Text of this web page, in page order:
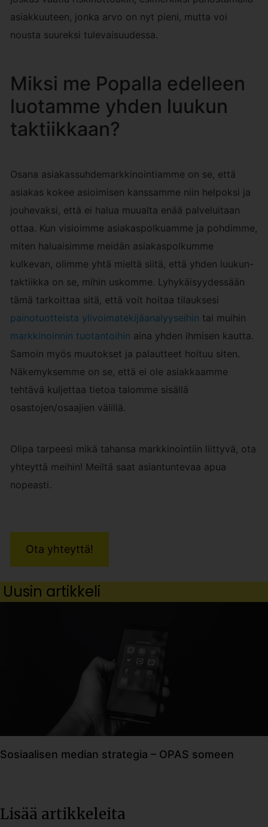
asiakkuuteen, jonka arvo on nyt pieni, mutta voi
nousta suureksi tulevaisuudessa.
Miksi me Popalla edelleen
luotamme yhden luukun
taktiikkaan?
Osana asiakassuhdemarkkinointiamme on se, että
asiakas kokee asioimisen kanssamme niin helpoksi ja
jouhevaksi, että ei halua muualta enää palveluitaan
ottaa. Kun visioimme asiakaspolkuamme ja pohdimme,
miten haluaisimme meidän asiakaspolkumme
kulkevan, olimme yhtä mieltä siitä, että yhden luukun-
taktiikka on se, mihin uskomme. Lyhykäisyydessään
tämä tarkoittaa sitä, että voit hoitaa tilauksesi
painotuotteista ylivoimatekijäanalyyseihin tai muihin
markkinoinnin tuotantoihin aina yhden ihmisen kautta.
Samoin myös muutokset ja palautteet hoituu siten.
Näkemyksemme on se, että ei ole asiakkaamme
tehtävä kuljettaa tietoa talomme sisällä
osastojen/osaajien välillä.
Olipa tarpeesi mikä tahansa markkinointiin liittyvä, ota
yhteyttä meihin! Meiltä saat asiantuntevaa apua
nopeasti.
Ota yhteyttä!
Uusin artikkeli
Sosiaalisen median strategia – OPAS someen
Lisää artikkeleita